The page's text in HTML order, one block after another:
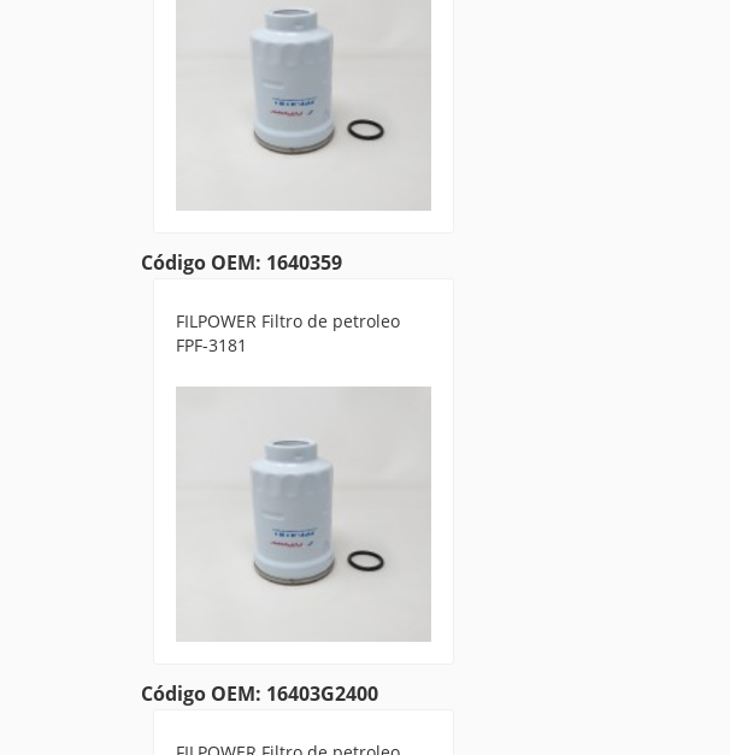
Código OEM: 1640359
FILPOWER Filtro de petroleo
FPF-3181
Código OEM: 16403G2400